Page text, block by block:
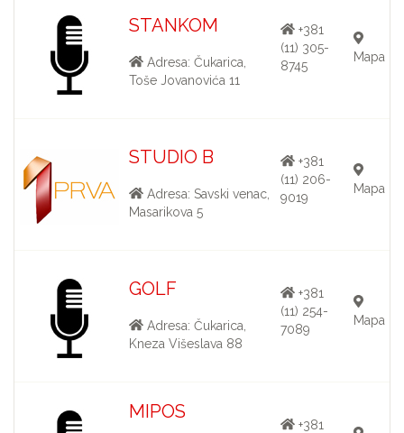
STANKOM
Adresa: Čukarica,
Toše Jovanovića 11
+381
(11) 305-
8745
Mapa
STUDIO B
Adresa: Savski venac,
Masarikova 5
+381
(11) 206-
9019
Mapa
GOLF
Adresa: Čukarica,
Kneza Višeslava 88
+381
(11) 254-
7089
Mapa
MIPOS
+381